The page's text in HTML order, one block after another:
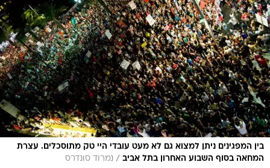
בין המפגינים ניתן למצוא גם לא מעט עובדי היי טק מתוסכלים. עצרת
המחאה בסוף השבוע האחרון בתל אביב / נמרוד סונדרס